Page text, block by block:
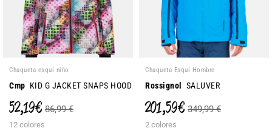
Chaqueta esquí niño
Cmp KID G JACKET SNAPS HOOD
52,19 € 86,99 €
12 colores
Chaqueta Esquí Hombre
Rossignol SALUVER
201,59 € 349,99 €
2 colores